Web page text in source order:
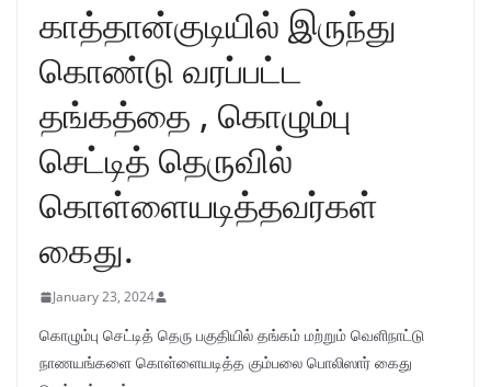
காத்தான்குடியில் இருந்து
கொண்டு வரப்பட்ட
தங்கத்தை , கொழும்பு
செட்டித் தெருவில்
கொள்ளையடித்தவர்கள்
கைது.
January 23, 2024
கொழும்பு செட்டித் தெரு பகுதியில் தங்கம் மற்றும் வெளிநாட்டு
நாணயங்களை கொள்ளையடித்த கும்பலை பொலிஸார் கைது